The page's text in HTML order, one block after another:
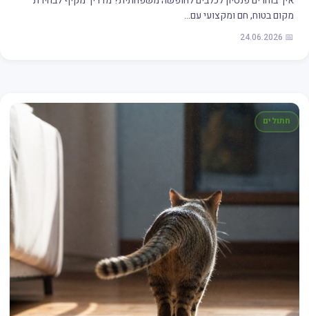
מקום בטוח, חם ומקצועי עם…
📅 24.06.2026
חתולים